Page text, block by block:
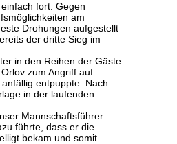
fort. Gegen
am
Drohungen aufgestellt
der dritte Sieg im
in den Reihen der Gäste.
zum Angriff auf
entpuppte. Nach
in der laufenden
Mannschaftsführer
führte, dass er die
bekam und somit